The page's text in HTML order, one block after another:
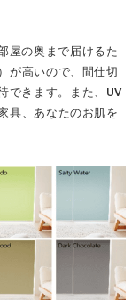
屋の奥まで届けるた
が高いので、間仕切
できます。また、UV
具、あなたのお肌を